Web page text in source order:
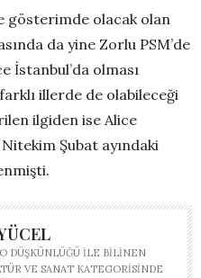
gösterimde olacak olan
da yine Zorlu PSM’de
İstanbul’da olması
illerde de olabileceği
ilgiden ise Alice
Şubat ayındaki
DÜŞKÜNLÜĞÜ ILE BILINEN
VE SANAT KATEGORISINDE